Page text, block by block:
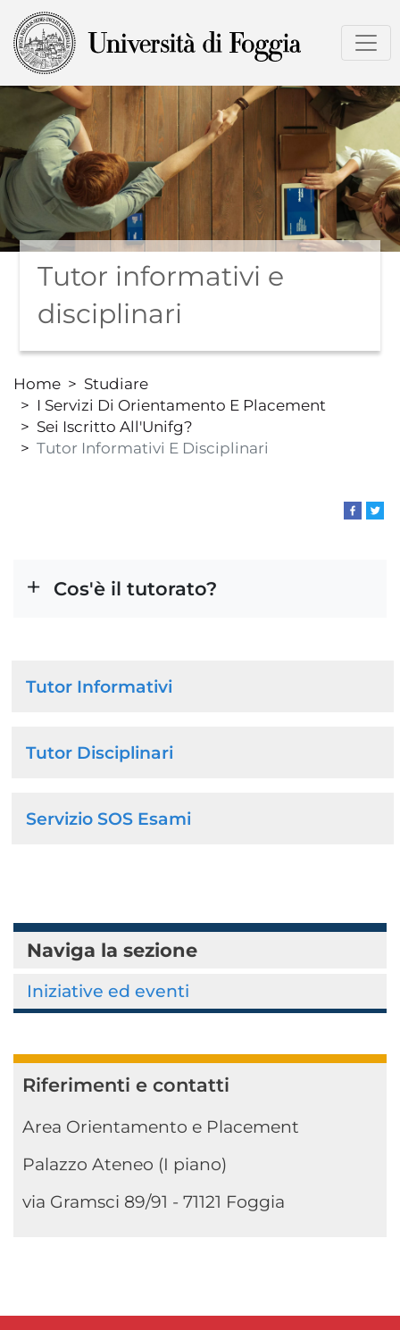
al
contenuto
principale
Tutor informativi e
disciplinari
Home
Studiare
I Servizi Di Orientamento E Placement
Sei Iscritto All'Unifg?
Tutor Informativi E Disciplinari
Cos'è il tutorato?
Navigazione
principale
Tutor Informativi
Tutor Disciplinari
Servizio SOS Esami
Naviga la sezione
Iniziative ed eventi
Riferimenti e contatti
Area Orientamento e Placement
Palazzo Ateneo (I piano)
via Gramsci 89/91 - 71121 Foggia